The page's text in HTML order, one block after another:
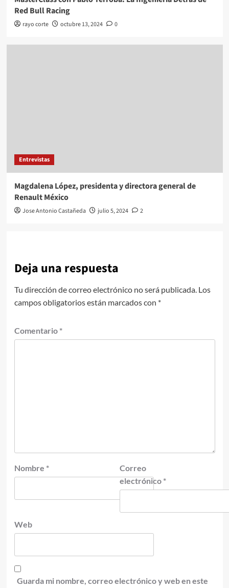
Red Bull Racing
rayo corte octubre 13, 2024 0
Entrevistas
Magdalena López, presidenta y directora general de
Renault México
Jose Antonio Castañeda julio 5, 2024 2
Deja una respuesta
Tu dirección de correo electrónico no será publicada. Los
campos obligatorios están marcados con *
Comentario *
Nombre *
Correo
electrónico *
Web
Guarda mi nombre, correo electrónico y web en este